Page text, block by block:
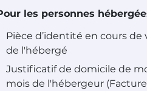
les personnes
Pièce d’identité en cours de
de l'hébergé
Justificatif de domicile de
mois de l'hébergeur